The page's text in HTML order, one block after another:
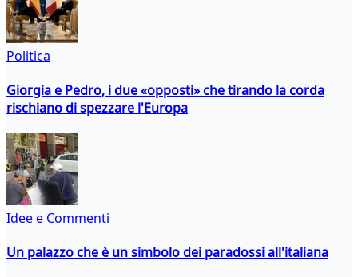
Politica
Giorgia e Pedro, i due «opposti» che tirando la corda
rischiano di spezzare l'Europa
Idee e Commenti
Un palazzo che è un simbolo dei paradossi all'italiana